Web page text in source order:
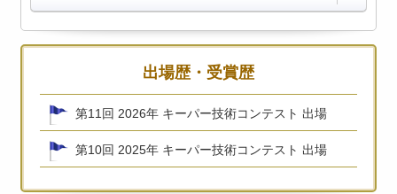
出場歴・受賞歴
第11回 2026年 キーパー技術コンテスト 出場
第10回 2025年 キーパー技術コンテスト 出場